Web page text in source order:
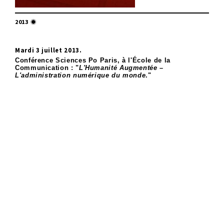
2013
Mardi 3 juillet 2013.
Conférence Sciences Po Paris, à l'École de la
Communication : "L'Humanité Augmentée –
L'administration numérique du monde."